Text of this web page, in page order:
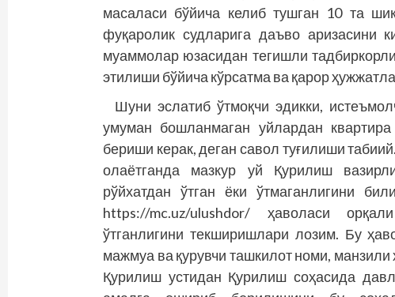
масаласи бў­йича келиб тушган 10 та
фуқаролик судларига даъво аризасини
муаммолар юзасидан тегишли
этилиши бўйича кўрсатма ва қарор
Шуни эслатиб ўтмоқчи эдикки,
умуман бошланмаган уйлардан
бериши керак, деган савол туғилиши
олаётганда мазкур уй Қурилиш
рўйхатдан ўтган ёки ўтмаганлигини
https://mc.uz/ulushdor/ ҳаволаси
ўтганлигини текширишлари лозим. Бу
мажмуа ва қурувчи ташкилот номи,
Қурилиш устидан Қурилиш соҳасида